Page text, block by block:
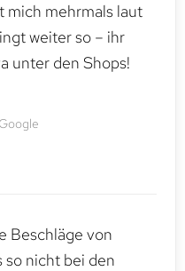
mich mehrmals laut
weiter so – ihr
unter den Shops!
Beschläge von
so nicht bei den